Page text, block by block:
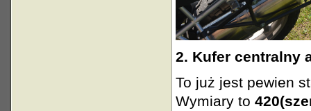
2. Kufer centralny
To już jest pewien
Wymiary to